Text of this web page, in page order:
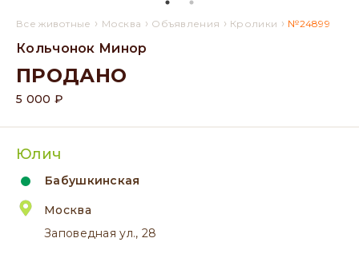
Все животные › Москва › Объявления › Кролики › №24899
Кольчонок Минор
ПРОДАНО
5 000 ₽
Юлич
Бабушкинская
Москва
Заповедная ул., 28